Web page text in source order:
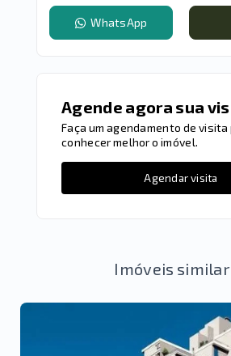
WhatsApp
Agende agora sua
Faça um agendamento de visita
conhecer melhor o imóvel.
Agendar visita
Imóveis